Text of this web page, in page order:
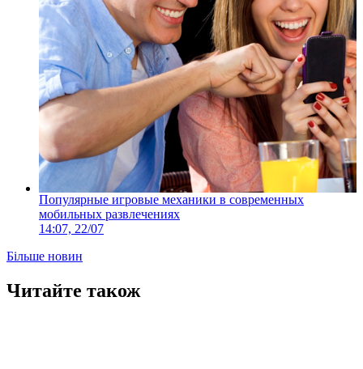
Популярные игровые механики в современных
мобильных развлечениях
14:07, 22/07
Більше новин
Читайте також